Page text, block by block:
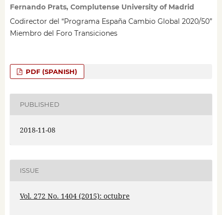
Fernando Prats, Complutense University of Madrid
Codirector del “Programa España Cambio Global 2020/50”
Miembro del Foro Transiciones
PDF (SPANISH)
PUBLISHED
2018-11-08
ISSUE
Vol. 272 No. 1404 (2015): octubre